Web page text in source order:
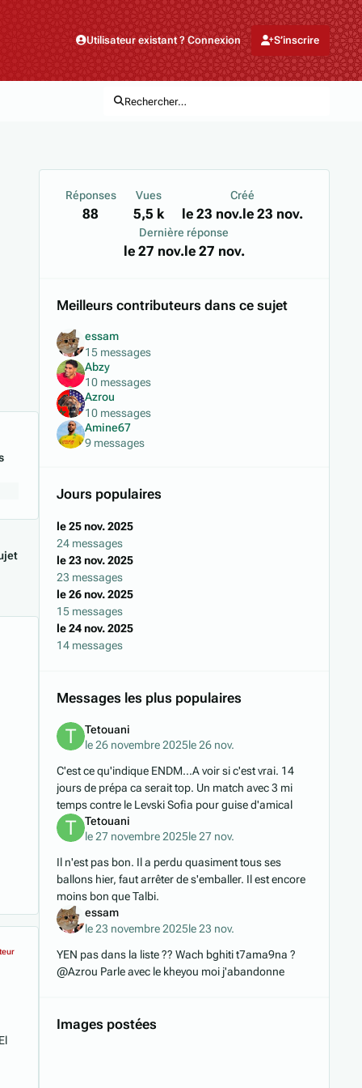
Utilisateur existant ? Connexion S’inscrire
Rechercher…
Réponses
88
Vues
5,5 k
Créé
le 23 nov.le 23 nov.
Dernière réponse
le 27 nov.le 27 nov.
Meilleurs contributeurs dans ce sujet
essam
15 messages
Abzy
10 messages
Azrou
10 messages
Amine67
9 messages
Jours populaires
le 25 nov. 2025
24 messages
le 23 nov. 2025
23 messages
le 26 nov. 2025
15 messages
le 24 nov. 2025
14 messages
Messages les plus populaires
Tetouani
le 26 novembre 2025le 26 nov.
C'est ce qu'indique ENDM...A voir si c'est vrai. 14
jours de prépa ca serait top. Un match avec 3 mi
temps contre le Levski Sofia pour guise d'amical
Tetouani
le 27 novembre 2025le 27 nov.
Il n'est pas bon. Il a perdu quasiment tous ses
ballons hier, faut arrêter de s'emballer. Il est encore
moins bon que Talbi.
essam
le 23 novembre 2025le 23 nov.
YEN pas dans la liste ?? Wach bghiti t7ama9na ?
@Azrou Parle avec le kheyou moi j'abandonne
Images postées